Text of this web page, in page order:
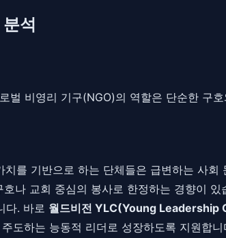
석
비영리 기구(NGO)의 역할은 단순한 구
를 기반으로 하는 단체들은 급변하는 사회
나 교회 중심의 봉사로 한정하는 경향이 있
다. 바로 월드비전 YLC(Young Leadership
도하는 능동적 리더로 성장하도록 지원합